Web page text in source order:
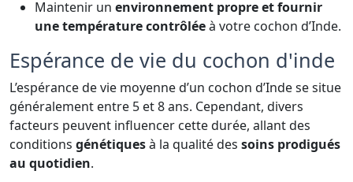
Maintenir un environnement propre et fournir
une température contrôléeà votre cochon d’Inde.
Espérance de vie du cochon d'inde
L’espérance de vie moyenne d’un cochon d’Inde se situe
généralement entre 5 et 8 ans. Cependant, divers
facteurs peuvent influencer cette durée, allant des
conditions génétiquesà la qualité des soins prodigués
au quotidien.